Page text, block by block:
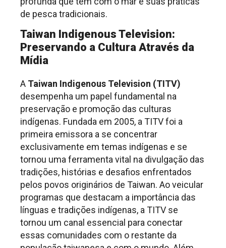
de pesca tradicionais.
Taiwan Indigenous Television:
Preservando a Cultura Através da
Mídia
A Taiwan Indigenous Television (TITV)
desempenha um papel fundamental na
preservação e promoção das culturas
indígenas. Fundada em 2005, a TITV foi a
primeira emissora a se concentrar
exclusivamente em temas indígenas e se
tornou uma ferramenta vital na divulgação das
tradições, histórias e desafios enfrentados
pelos povos originários de Taiwan. Ao veicular
programas que destacam a importância das
línguas e tradições indígenas, a TITV se
tornou um canal essencial para conectar
essas comunidades com o restante da